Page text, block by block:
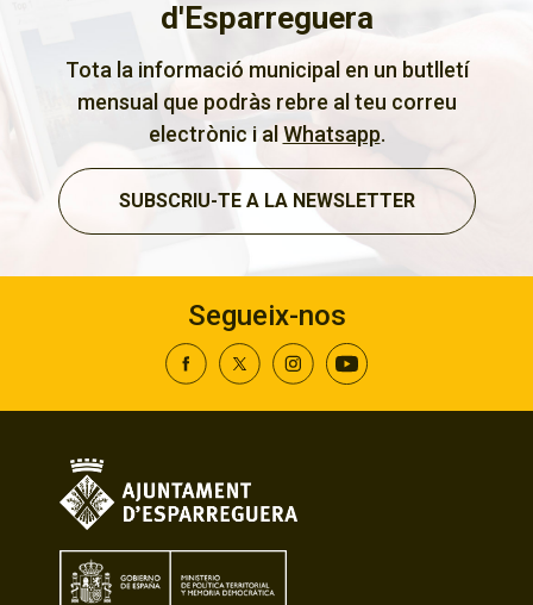
d'Esparreguera
Tota la informació municipal en un butlletí
mensual que podràs rebre al teu correu
electrònic i alWhatsapp.
SUBSCRIU-TE A LA NEWSLETTER
Segueix-nos